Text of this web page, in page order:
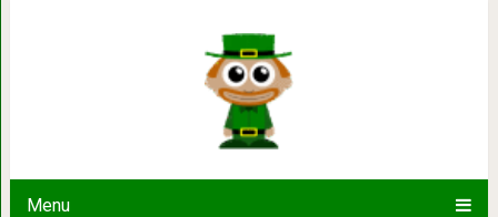
Menu
12 самых классных фильмов для